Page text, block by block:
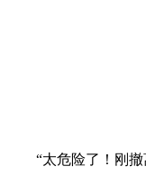
“太危险了！刚